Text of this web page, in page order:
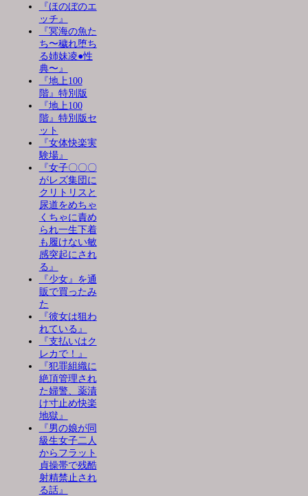
『ほのぼのエ
ッチ』
『冥海の魚た
ち〜穢れ堕ち
る姉妹凌●性
典〜』
『地上100
階』特別版
『地上100
階』特別版セ
ット
『女体快楽実
験場』
『女子〇〇〇
がレズ集団に
クリトリスと
尿道をめちゃ
くちゃに責め
られ一生下着
も履けない敏
感突起にされ
る』
『少女』を通
販で買ったみ
た
『彼女は狙わ
れている』
『支払いはク
レカで！』
『犯罪組織に
絶頂管理され
た婦警、薬漬
け寸止め快楽
地獄』
『男の娘が同
級生女子二人
からフラット
貞操帯で残酷
射精禁止され
る話』